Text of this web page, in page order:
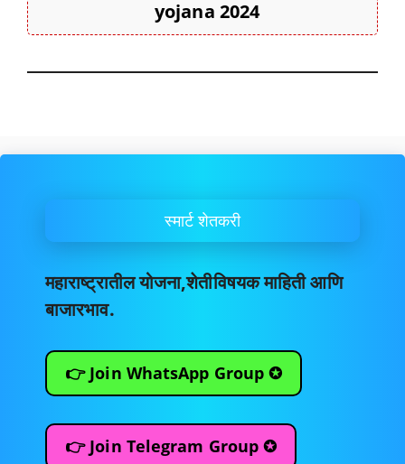
yojana 2024
स्मार्ट शेतकरी
महाराष्ट्रातील योजना,शेतीविषयक माहिती आणि
बाजारभाव.
👉 Join WhatsApp Group ✪
👉 Join Telegram Group ✪